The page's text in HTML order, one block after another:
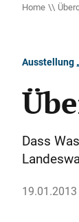
Home
Ausstellung
Dass
19.01.2013